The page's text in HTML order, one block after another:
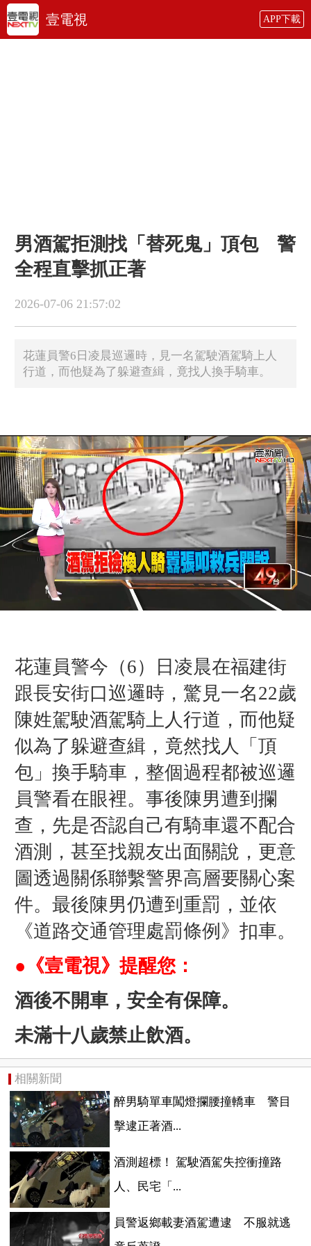
壹電視 APP下載
男酒駕拒測找「替死鬼」頂包 警
全程直擊抓正著
2026-07-06 21:57:02
花蓮員警6日凌晨巡邏時，見一名駕駛酒駕騎上人
行道，而他疑為了躲避查緝，竟找人換手騎車。
花蓮員警今（6）日凌晨在福建街
跟長安街口巡邏時，驚見一名22歲
陳姓駕駛酒駕騎上人行道，而他疑
似為了躲避查緝，竟然找人「頂
包」換手騎車，整個過程都被巡邏
員警看在眼裡。事後陳男遭到攔
查，先是否認自己有騎車還不配合
酒測，甚至找親友出面關說，更意
圖透過關係聯繫警界高層要關心案
件。最後陳男仍遭到重罰，並依
《道路交通管理處罰條例》扣車。
●《壹電視》提醒您：
酒後不開車，安全有保障。
未滿十八歲禁止飲酒。
相關新聞
醉男騎單車闖燈攔腰撞轎車 警目
擊逮正著酒...
酒測超標！ 駕駛酒駕失控衝撞路
人、民宅「...
員警返鄉載妻酒駕遭逮 不服就逃